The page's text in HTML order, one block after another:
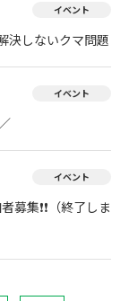
イベント
決しないクマ問題
イベント
イベント
集❗❗（終了しま